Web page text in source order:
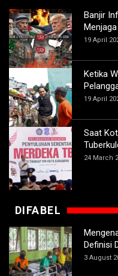
Banjir
19 April
Ketika
19 April
Saat
24 March
DIFABEL
Definisi
3 August